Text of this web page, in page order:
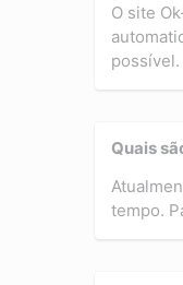
O site
possível.
Quais
tempo.